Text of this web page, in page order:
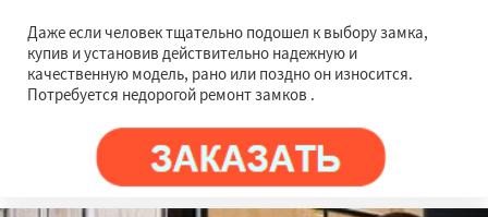
Даже если человек тщательно подошел к выбору замка,
купив и установив действительно надежную и
качественную модель, рано или поздно он износится.
Потребуется недорогой ремонт замков .